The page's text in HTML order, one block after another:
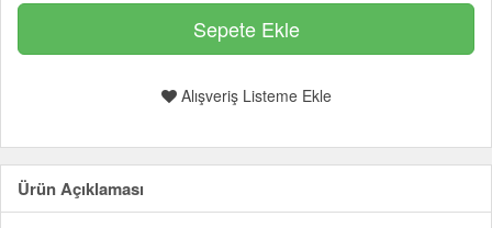
Alışveriş Listeme Ekle
Ürün Açıklaması